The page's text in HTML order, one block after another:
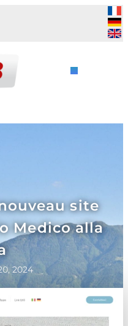
site
Medico alla
2024